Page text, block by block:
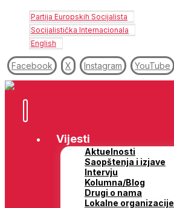
Partija Europskih Socijalista
Socijalistička Internacionala
English
Facebook X Instagram YouTube
Vijesti
Aktuelnosti
Saopštenja i izjave
Intervju
Kolumna/Blog
Drugi o nama
Lokalne organizacije